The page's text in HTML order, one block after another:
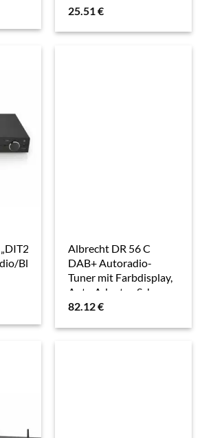
25.51€
Bluetooth®/App
Albrecht DR 56 C
DAB+ Autoradio-
Tuner mit Farbdisplay,
Auto Adapter, Schwarz
82.12€